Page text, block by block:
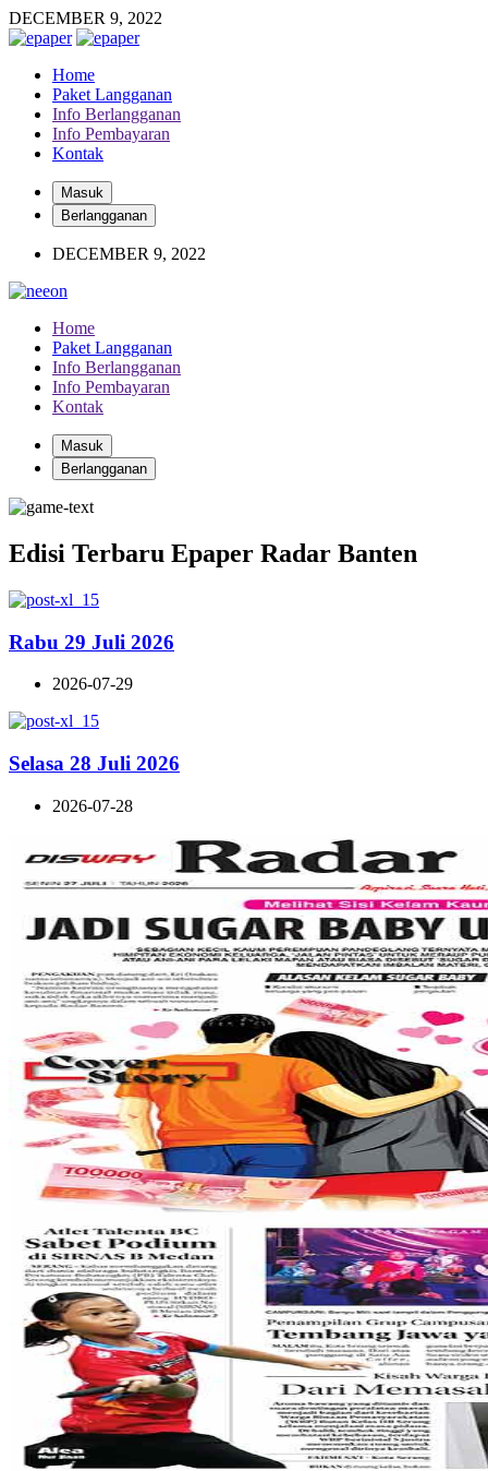
DECEMBER 9, 2022
Home
Paket Langganan
Info Berlangganan
Info Pembayaran
Kontak
Masuk
Berlangganan
DECEMBER 9, 2022
Home
Paket Langganan
Info Berlangganan
Info Pembayaran
Kontak
Masuk
Berlangganan
Edisi Terbaru Epaper Radar Banten
Rabu 29 Juli 2026
2026-07-29
Selasa 28 Juli 2026
2026-07-28